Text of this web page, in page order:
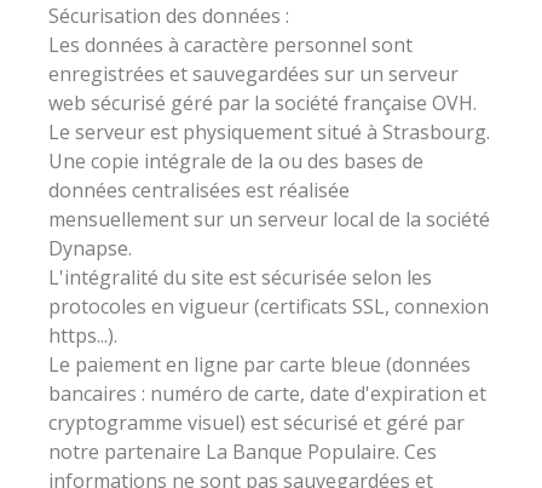
Sécurisation des données :
Les données à caractère personnel sont
enregistrées et sauvegardées sur un serveur
web sécurisé géré par la société française OVH.
Le serveur est physiquement situé à Strasbourg.
Une copie intégrale de la ou des bases de
données centralisées est réalisée
mensuellement sur un serveur local de la société
Dynapse.
L'intégralité du site est sécurisée selon les
protocoles en vigueur (certificats SSL, connexion
https...).
Le paiement en ligne par carte bleue (données
bancaires : numéro de carte, date d'expiration et
cryptogramme visuel) est sécurisé et géré par
notre partenaire La Banque Populaire. Ces
informations ne sont pas sauvegardées et